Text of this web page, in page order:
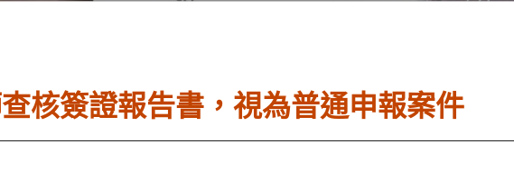
核簽證報告書，視為普通申報案件